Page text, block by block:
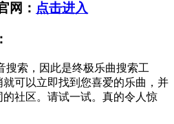
网： 点击进入
搜索，因此是终极乐曲搜索工
可以立即找到您喜爱的乐曲，并
社区。请试一试。真的令人惊